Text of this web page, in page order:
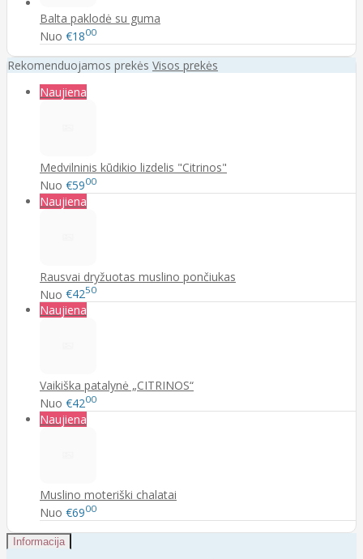
Balta paklodė su guma
Nuo €1800
Rekomenduojamos prekės Visos prekės
Naujiena
Medvilninis kūdikio lizdelis "Citrinos"
Nuo €5900
Naujiena
Rausvai dryžuotas muslino pončiukas
Nuo €4250
Naujiena
Vaikiška patalynė „CITRINOS“
Nuo €4200
Naujiena
Muslino moteriški chalatai
Nuo €6900
Informacija